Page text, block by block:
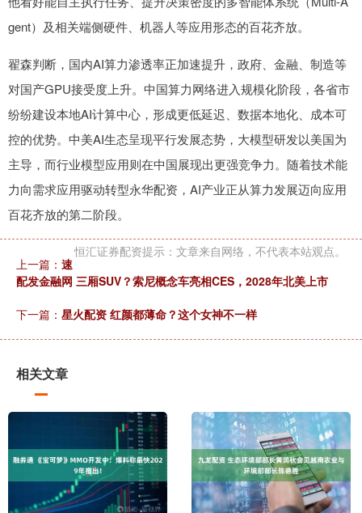
gent）及相关端侧硬件、机器人等应用形态的百花齐放。
翟森判断，国内AI算力渗透率正加速提升，政府、金融、制造等
对国产GPU接受度上升。中国算力网络进入规模化阶段，各省市
纷纷建设本地AI计算中心，形成更低延迟、数据本地化、成本可
控的优势。中美AI生态呈现平行发展态势，大模型研发以美国为
主导，而行业模型应用则在中国展现出更强竞争力。随着技术能
力向需求应用驱动转型永华配资，AI产业正从算力发展迈向应用
百花齐放的第二阶段。
恒汇证券配资提示：文章来自网络，不代表本站观点。
上一篇： 速
配发金融网 三厢SUV？索尼概念车亮相CES，2028年北美上市
下一篇： 星火配资 红颜都薄命？这个女神不一样
相关文章